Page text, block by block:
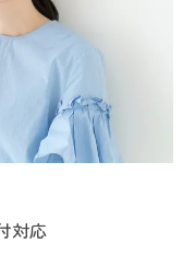
対応